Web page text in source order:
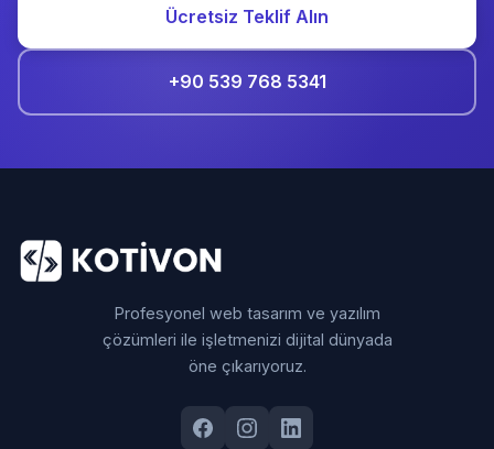
Ücretsiz Teklif Alın
+90 539 768 5341
Profesyonel web tasarım ve yazılım
çözümleri ile işletmenizi dijital dünyada
öne çıkarıyoruz.